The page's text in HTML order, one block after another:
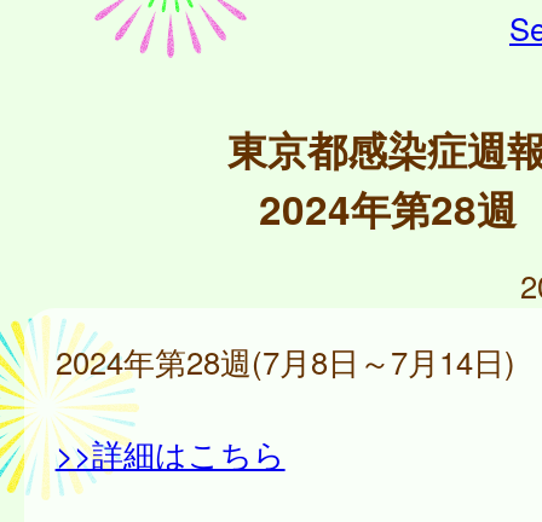
東京都感染症週
2024年第28週
2024年第28週(7月8日～7月14日)
>>詳細はこちら